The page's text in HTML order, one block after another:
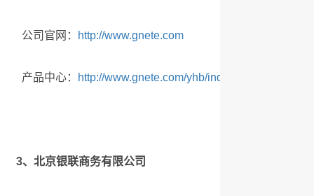
公司官网： http://www.gnete.com
产品中心： http://www.gnete.com/yhb/index.html
3、北京银联商务有限公司